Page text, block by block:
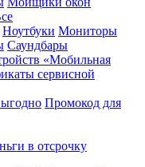
Ноутбуки Мониторы
Саундбары
«Мобильная
сервисной
Промокод для
в отсрочку